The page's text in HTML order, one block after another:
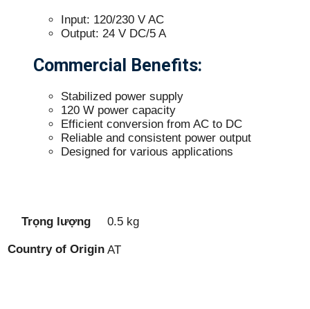
Input: 120/230 V AC
Output: 24 V DC/5 A
Commercial Benefits:
Stabilized power supply
120 W power capacity
Efficient conversion from AC to DC
Reliable and consistent power output
Designed for various applications
Trọng lượng 0.5 kg
Country of Origin AT